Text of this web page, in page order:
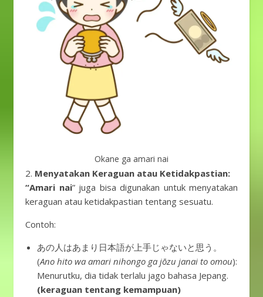
Okane ga amari nai
2. Menyatakan Keraguan atau Ketidakpastian:
“Amari nai” juga bisa digunakan untuk menyatakan
keraguan atau ketidakpastian tentang sesuatu.
Contoh:
あの人はあまり日本語が上手じゃないと思う。
(Ano hito wa amari nihongo ga jōzu janai to omou):
Menurutku, dia tidak terlalu jago bahasa Jepang.
(keraguan tentang kemampuan)